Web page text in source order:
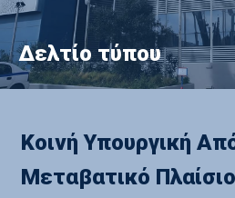
Δελτίο τύπου
Κοινή Υπουργική
Μεταβατικό